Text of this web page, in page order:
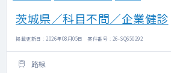
茨城県／科目不問／企業健診
掲載更新日 : 2026年08月05日 案件番号 : 26-SQ650292
路線